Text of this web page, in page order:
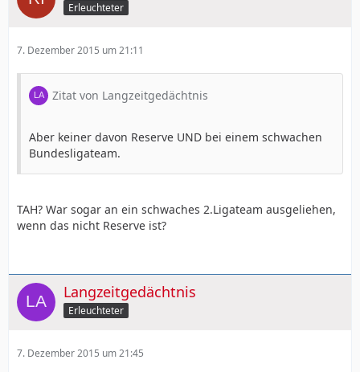
Erleuchteter
7. Dezember 2015 um 21:11
Zitat von Langzeitgedächtnis
Aber keiner davon Reserve UND bei einem schwachen
Bundesligateam.
TAH? War sogar an ein schwaches 2.Ligateam ausgeliehen,
wenn das nicht Reserve ist?
Langzeitgedächtnis
Erleuchteter
7. Dezember 2015 um 21:45